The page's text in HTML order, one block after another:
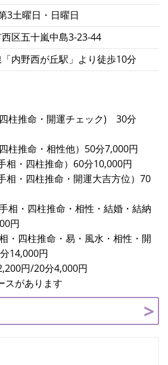
3土曜日・日曜日
区五十嵐中島3-23-44
内野西が丘駅」より徒歩10分
柱推命・開運チェック) 30分
柱推命・相性他）50分7,000円
相・四柱推命）60分10,000円
相・四柱推命・開運大吉方位）70
相・四柱推命・相性・結婚・結納
円
・四柱推命・易・風水・相性・開
14,000円
円/20分4,000円
スがあります